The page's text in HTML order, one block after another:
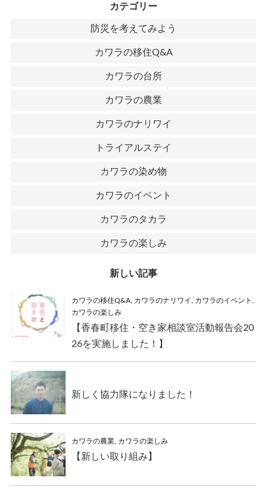
カテゴリー
防災を考えてみよう
カワラの移住Q&A
カワラの台所
カワラの農業
カワラのナリワイ
トライアルステイ
カワラの染め物
カワラのイベント
カワラのタカラ
カワラの楽しみ
新しい記事
カワラの移住Q&A, カワラのナリワイ, カワラのイベント ,
カワラの楽しみ
【香春町移住・空き家相談室活動報告会20
26を実施しました！】
新しく協力隊になりました！
カワラの農業, カワラの楽しみ
【新しい取り組み】